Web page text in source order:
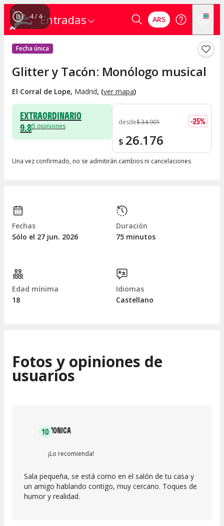
Entradas ARS
4/ 4
Fecha única
Glitter y Tacón: Monólogo musical
El Corral de Lope, Madrid, (ver mapa)
EXTRAORDINARIO
9.85 opiniones desde$34.901 -25%
$ 26.176
Una vez confirmado, no se admitirán cambios ni cancelaciones
Fechas
Sólo el 27 jun. 2026
Duración
75 minutos
Edad mínima
18
Idiomas
Castellano
Fotos y opiniones de
usuarios
10MONICA
¡Lo recomienda!
Sala pequeña, se está como en el salón de tu casa y
un amigo hablando contigo, muy cercano. Toques de
humor y realidad.